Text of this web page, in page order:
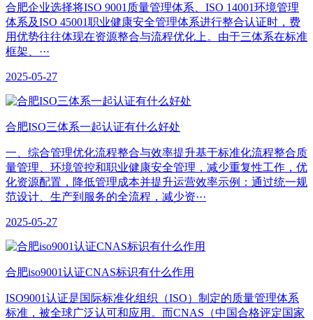
合肥企业选择将ISO 9001质量管理体系、ISO 14001环境管理
体系及ISO 45001职业健康安全管理体系进行整合认证时，费
用优势往往体现在资源整合与流程优化上。由于三体系在标准
框架、···
2025-05-27
合肥​ISO三体系一起认证有什么好处
一、综合管理优化‌流程整合与效率提升‌基于标准化流程整合质
量管理、环境管控和职业健康安全管理，减少重复性工作，优
化资源配置，降低管理成本并提升运营效率示例：通过统一规
范设计、生产到服务的全流程，减少资···
2025-05-27
合肥iso9001认证CNAS标识有什么作用
ISO9001认证是国际标准化组织（ISO）制定的质量管理体系
标准，被全球广泛认可和应用。而CNAS（中国合格评定国家